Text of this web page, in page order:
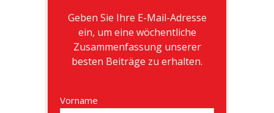
Geben Sie Ihre E-Mail-Adresse
ein, um eine wöchentliche
Zusammenfassung unserer
besten Beiträge zu erhalten.
Vorname